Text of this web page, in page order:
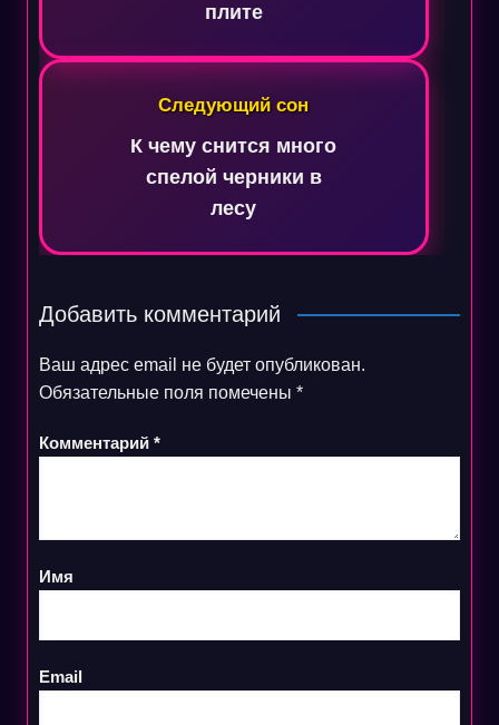
плите
Следующий сон
К чему снится много
спелой черники в
лесу
Добавить комментарий
Ваш адрес email не будет опубликован.
Обязательные поля помечены *
Комментарий *
Имя
Email